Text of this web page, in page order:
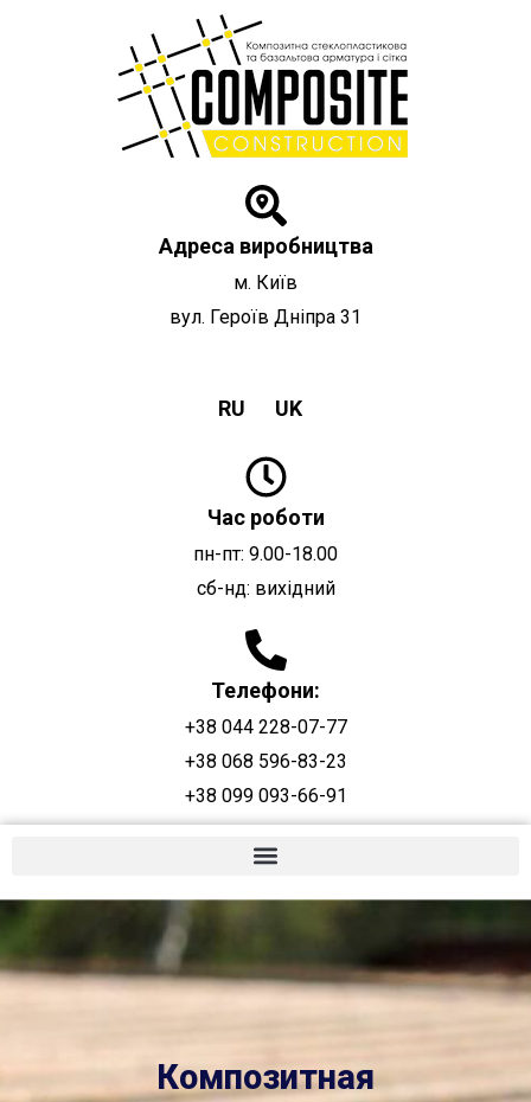
Адреса виробництва
м. Київ
вул. Героїв Дніпра 31
RU UK
Час роботи
пн-пт: 9.00-18.00
сб-нд: вихідний
Телефони:
+38 044 228-07-77
+38 068 596-83-23
+38 099 093-66-91
Композитная